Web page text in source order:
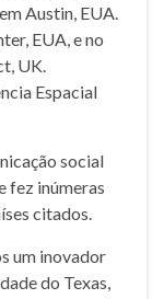
Austin, EUA.
EUA, e no
UK.
Espacial
social
fez inúmeras
citados.
um inovador
do Texas,